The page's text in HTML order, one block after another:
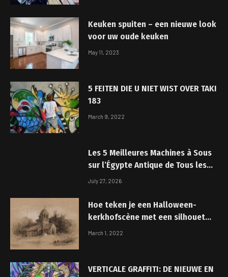
Keuken spuiten – een nieuwe look
voor uw oude keuken
May 11, 2023
5 FEITEN DIE U NIET WIST OVER TAKI
183
March 9, 2022
Les 5 Meilleures Machines à Sous
sur l’Égypte Antique de Tous les
Temps
July 27, 2026
Hoe teken je een Halloween-
kerkhofscène met een silhouet
van een boom Stap voor stap
March 1, 2022
VERTICALE GRAFFITI: DE NIEUWE EN